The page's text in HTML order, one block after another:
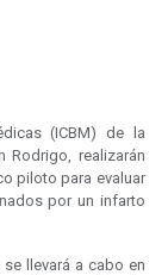
(ICBM) de la
Rodrigo, realizarán
piloto para evaluar
por un infarto
llevará a cabo en